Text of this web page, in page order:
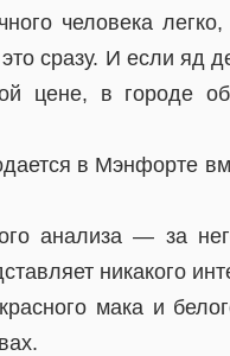
человека
сразу. И если яд
цене, в городе
в Мэнфорте
анализа — за
никакого
мака и